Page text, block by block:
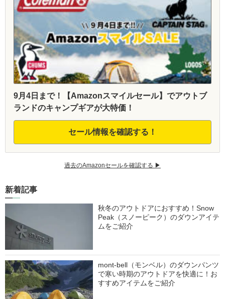
9月4日まで！【Amazonスマイルセール】でアウトブ
ランドのキャンプギアが大特価！
セール情報を確認する！
過去のAmazonセールを確認する ▶︎
新着記事
秋冬のアウトドアにおすすめ！Snow
Peak（スノーピーク）のダウンアイテ
ムをご紹介
mont-bell（モンベル）のダウンパンツ
で寒い時期のアウトドアを快適に！お
すすめアイテムをご紹介